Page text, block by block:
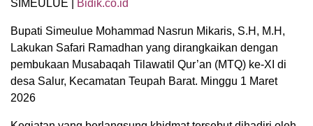
SIMEULUE | Bidik.co.id
Bupati Simeulue Mohammad Nasrun Mikaris, S.H, M.H,
Lakukan Safari Ramadhan yang dirangkaikan dengan
pembukaan Musabaqah Tilawatil Qur’an (MTQ) ke-XI di
desa Salur, Kecamatan Teupah Barat. Minggu 1 Maret
2026